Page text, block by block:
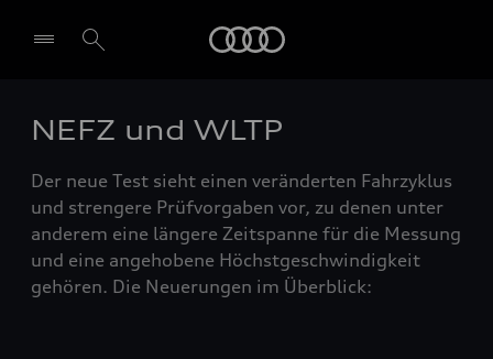
NEFZ und WLTP
Der neue Test sieht einen veränderten Fahrzyklus
und strengere Prüfvorgaben vor, zu denen unter
anderem eine längere Zeitspanne für die Messung
und eine angehobene Höchstgeschwindigkeit
gehören. Die Neuerungen im Überblick: